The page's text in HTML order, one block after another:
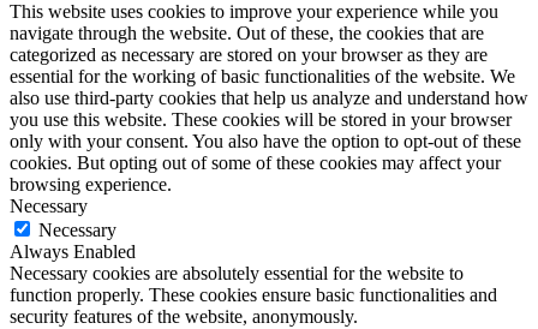
This website uses cookies to improve your experience while you
navigate through the website. Out of these, the cookies that are
categorized as necessary are stored on your browser as they are
essential for the working of basic functionalities of the website. We
also use third-party cookies that help us analyze and understand how
you use this website. These cookies will be stored in your browser
only with your consent. You also have the option to opt-out of these
cookies. But opting out of some of these cookies may affect your
browsing experience.
Necessary
Necessary
Always Enabled
Necessary cookies are absolutely essential for the website to
function properly. These cookies ensure basic functionalities and
security features of the website, anonymously.